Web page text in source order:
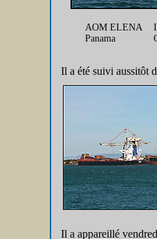
AOM ELENA
Panama
Il a été suivi aussitôt
Il a appareillé